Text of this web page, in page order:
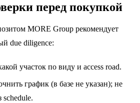
перед покупкой
MORE Group рекомендует
due diligence:
участок по виду и access road.
график (в базе не указан); не
schedule.